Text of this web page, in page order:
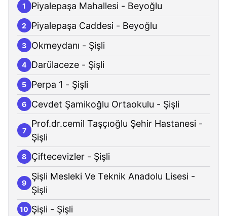
1 Piyalepaşa Mahallesi - Beyoğlu
2 Piyalepaşa Caddesi - Beyoğlu
3 Okmeydanı - Şişli
4 Darülaceze - Şişli
5 Perpa 1 - Şişli
6 Cevdet Şamikoğlu Ortaokulu - Şişli
7
Prof.dr.cemil Taşçıoğlu Şehir Hastanesi -
Şişli
8 Çiftecevizler - Şişli
9
Şişli Mesleki Ve Teknik Anadolu Lisesi -
Şişli
10 Şişli - Şişli